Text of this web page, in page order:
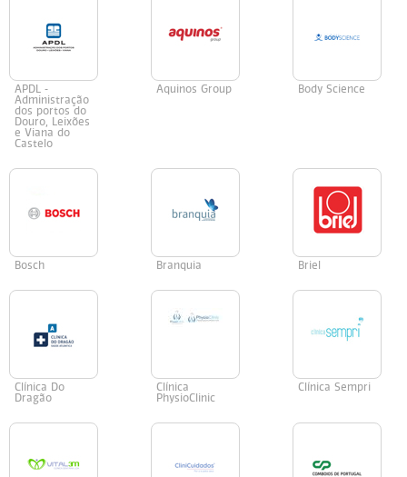
APDL -
Administração
dos portos do
Douro, Leixões
e Viana do
Castelo
Aquinos Group Body Science
Bosch Branquia Briel
Clínica Do
Dragão
Clínica
PhysioClinic
Clínica Sempri